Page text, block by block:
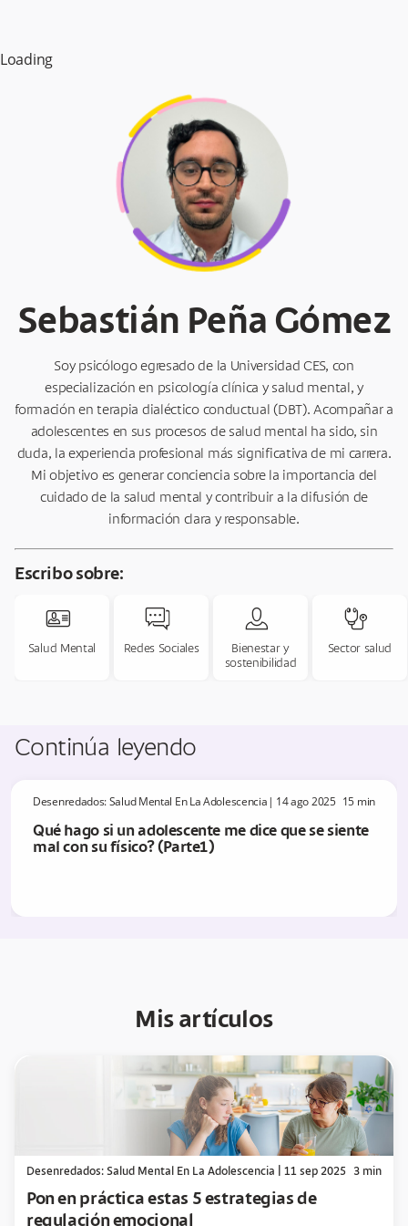
Loading
Sebastián Peña Gómez
Soy psicólogo egresado de la Universidad CES, con
especialización en psicología clínica y salud mental, y
formación en terapia dialéctico conductual (DBT). Acompañar a
adolescentes en sus procesos de salud mental ha sido, sin
duda, la experiencia profesional más significativa de mi carrera.
Mi objetivo es generar conciencia sobre la importancia del
cuidado de la salud mental y contribuir a la difusión de
información clara y responsable.
Escribo sobre:
face-id
Salud Mental
chat-comments
Redes Sociales
users-check
Bienestar y
sostenibilidad
stethoscope
Sector salud
Continúa leyendo
Desenredados: Salud Mental En La Adolescencia | 14 ago 2025 15 min
Qué hago si un adolescente me dice que se siente
mal con su físico? (Parte1)
Mis artículos
Desenredados: Salud Mental En La Adolescencia 11 sep 2025 3 min
Pon en práctica estas 5 estrategias de
regulación emocional